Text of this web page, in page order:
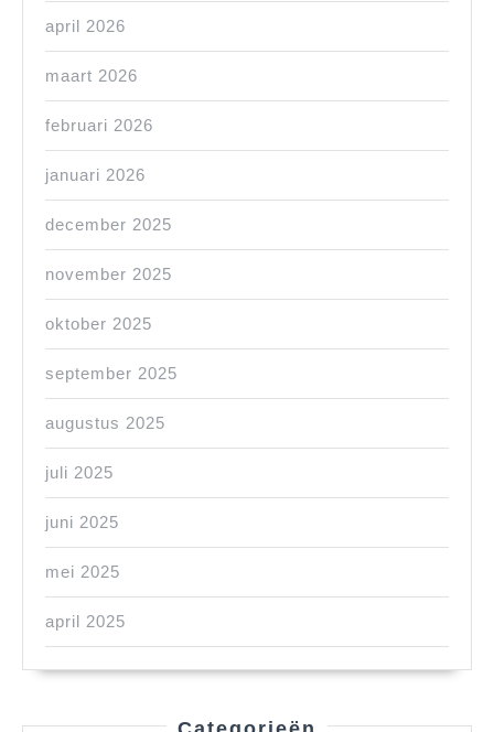
april 2026
maart 2026
februari 2026
januari 2026
december 2025
november 2025
oktober 2025
september 2025
augustus 2025
juli 2025
juni 2025
mei 2025
april 2025